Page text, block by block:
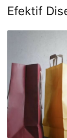
Efektif